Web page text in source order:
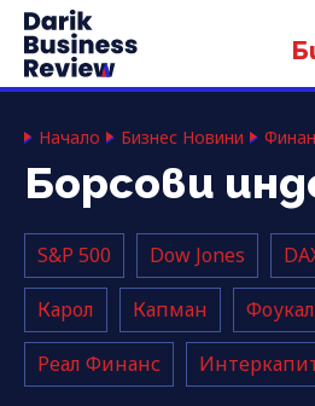
Начало Бизнес Новини
Борсови
S&P 500 Dow Jones
Карол Капман
Реал Финанс